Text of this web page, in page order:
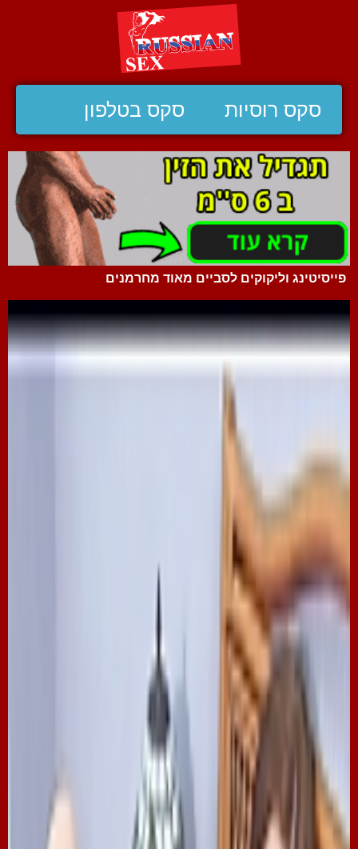
סקס רוסיות סקס בטלפון
פייסיטינג וליקוקים לסביים מאוד מחרמנים